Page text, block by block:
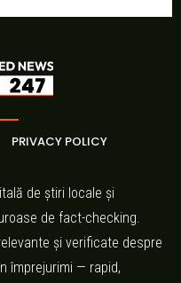
PRIVACY POLICY
de știri locale și
de fact-checking.
și verificate despre
împrejurimi — rapid,